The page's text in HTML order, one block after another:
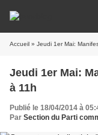
Accueil » Jeudi 1er Mai:
Jeudi 1er Mai:
à 11h
Publié le 18/04/2014 à
Par Section du Parti